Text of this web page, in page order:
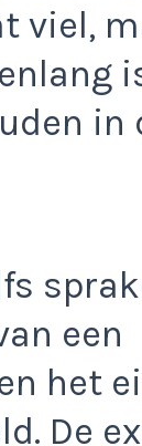
viel,
in
een
het
De